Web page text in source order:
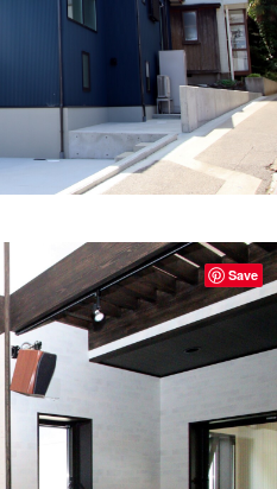
Save